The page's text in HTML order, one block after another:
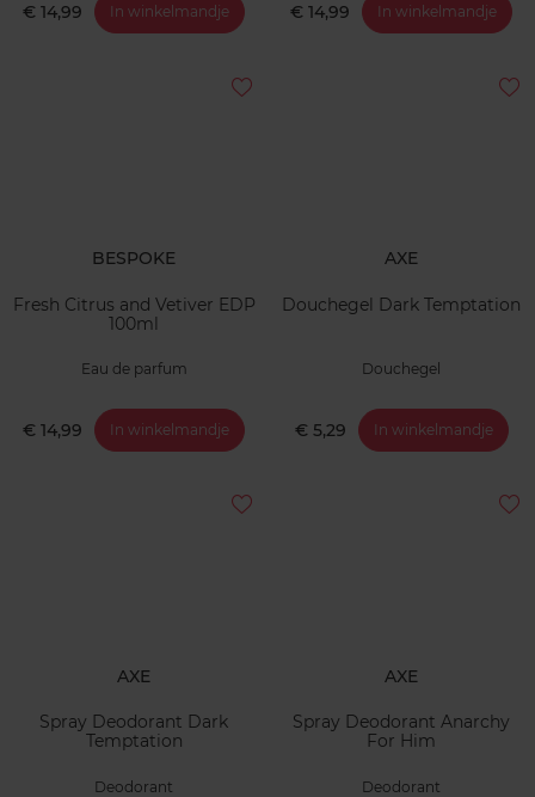
€ 14,99 In winkelmandje € 14,99 In winkelmandje
BESPOKE
Fresh Citrus and Vetiver EDP
100ml
Eau de parfum
€ 14,99 In winkelmandje
AXE
Douchegel Dark Temptation
Douchegel
€ 5,29 In winkelmandje
AXE
Spray Deodorant Dark
Temptation
Deodorant
AXE
Spray Deodorant Anarchy
For Him
Deodorant